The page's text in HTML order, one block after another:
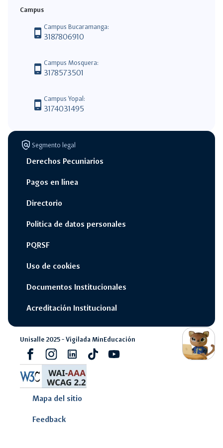
switch_access_shortcut Opciones Rápidas close
navigate_next
navigate_next
rápidas
Campus
phone_android Campus Bucaramanga:
3187806910
phone_android Campus Mosquera:
3178573501
phone_android Campus Yopal:
3174031495
policy Segmento legal
Derechos Pecuniarios
Pagos en línea
Directorio
Politica de datos personales
PQRSF
Uso de cookies
Documentos Institucionales
Acreditación Institucional
Unisalle 2025 - Vigilada MinEducación
FacebookInstagramLinkedinTiktokyoutube
Mapa del sitio
Feedback